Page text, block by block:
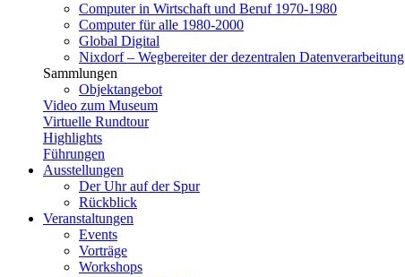
Computer in Wirtschaft und Beruf 1970-1980
Computer für alle 1980-2000
Global Digital
Nixdorf – Wegbereiter der dezentralen Datenverarbeitung
Sammlungen
Objektangebot
Video zum Museum
Virtuelle Rundtour
Highlights
Führungen
Ausstellungen
Der Uhr auf der Spur
Rückblick
Veranstaltungen
Events
Vorträge
Workshops